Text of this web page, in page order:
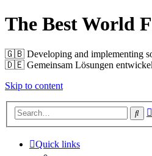
The Best World
🇬🇧️ Developing and implementing
🇩🇪️ Gemeinsam Lösungen
Skip to content
Quick links